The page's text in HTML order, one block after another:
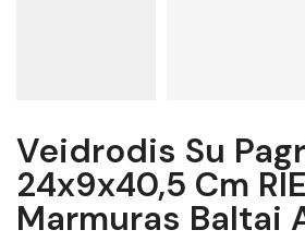
Veidrodis Su
24x9x40,5 Cm
Marmuras Baltai